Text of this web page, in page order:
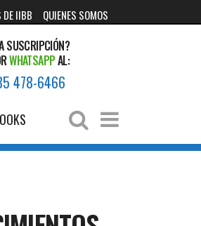
DE IIBB QUIENES SOMOS
SUSCRIPCIÓN?
WHATSAPPAL:
478-6466